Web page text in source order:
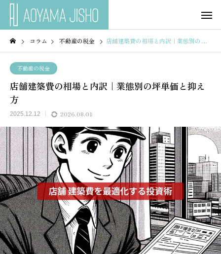
コラム 不動産の税金 店舗建築費の相場と内訳｜業態別の坪単価と抑え方
不動産の税金
店舗建築費の相場と内訳｜業態別の坪単価と抑え
方
2025.12.12 2026.08.01